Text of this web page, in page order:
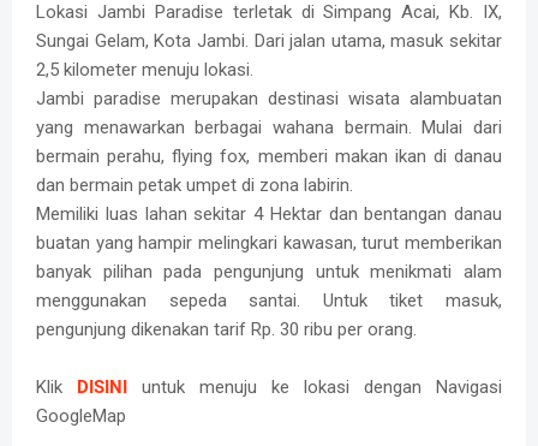
Lokasi Jambi Paradise terletak di Simpang Acai, Kb. IX,
Sungai Gelam, Kota Jambi. Dari jalan utama, masuk sekitar
2,5 kilometer menuju lokasi.
Jambi paradise merupakan destinasi wisata alambuatan
yang menawarkan berbagai wahana bermain. Mulai dari
bermain perahu, flying fox, memberi makan ikan di danau
dan bermain petak umpet di zona labirin.
Memiliki luas lahan sekitar 4 Hektar dan bentangan danau
buatan yang hampir melingkari kawasan, turut memberikan
banyak pilihan pada pengunjung untuk menikmati alam
menggunakan sepeda santai. Untuk tiket masuk,
pengunjung dikenakan tarif Rp. 30 ribu per orang.
Klik DISINI
untuk menuju ke lokasi dengan Navigasi
GoogleMap